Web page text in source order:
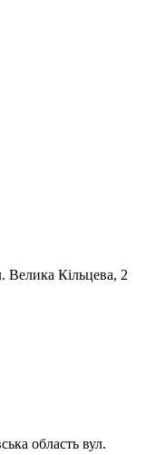
Велика Кільцева, 2
область вул.